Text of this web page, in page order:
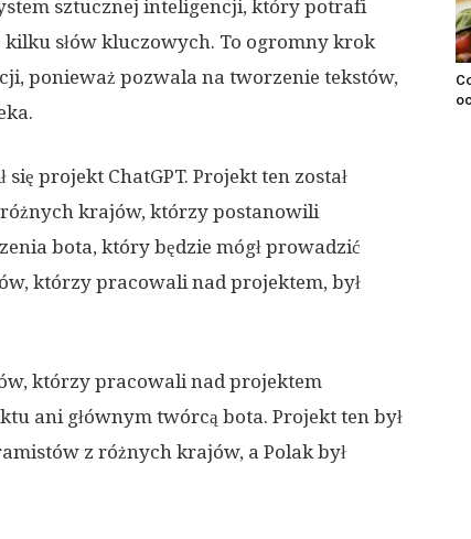
sztucznej inteligencji, który potrafi
słów kluczowych. To ogromny krok
ponieważ pozwala na tworzenie tekstów,
projekt ChatGPT. Projekt ten został
krajów, którzy postanowili
bota, który będzie mógł prowadzić
którzy pracowali nad projektem, był
którzy pracowali nad projektem
ani głównym twórcą bota. Projekt ten był
z różnych krajów, a Polak był